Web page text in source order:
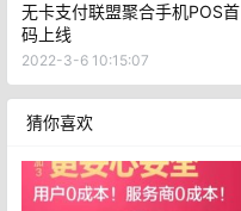
无卡支付联盟聚合手机POS首
码上线
2022-3-6 10:15:07
猜你喜欢